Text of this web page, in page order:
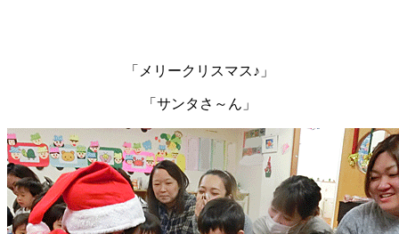
「メリークリスマス♪」
「サンタさ～ん」